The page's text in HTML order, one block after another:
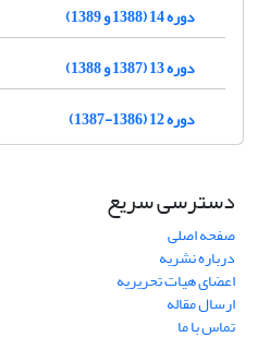
دوره 14 (1388 و 1389)
دوره 13 (1387 و 1388)
دوره 12 (1386-1387)
دسترسی سریع
صفحه اصلی
درباره نشریه
اعضای هیات تحریریه
ارسال مقاله
تماس با ما